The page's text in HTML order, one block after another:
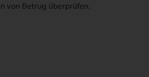
von Betrug überprüfen.